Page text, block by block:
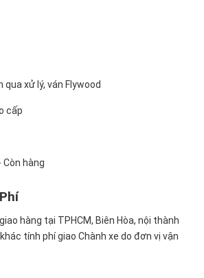
qua xử lý, ván Flywood
cấp
Còn hàng
hàng tại TPHCM, Biên Hòa, nội thành
tính phí giao Chành xe do đơn vị vận